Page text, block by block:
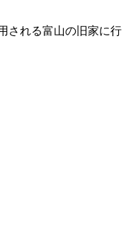
される富山の旧家に行